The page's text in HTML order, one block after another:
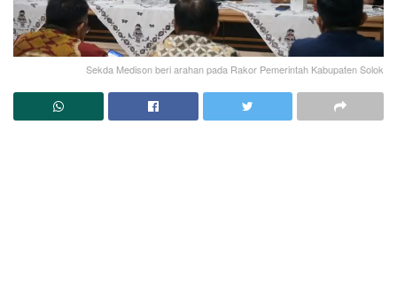
Sekda Medison beri arahan pada Rakor Pemerintah Kabupaten Solok